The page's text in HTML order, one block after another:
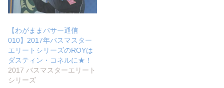
【わがままバサー通信
010】2017年バスマスター
エリートシリーズのROYは
ダスティン・コネルに★！
2017 バスマスターエリート
シリーズ